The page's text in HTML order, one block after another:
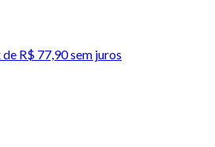
de R$ 77,90 sem juros